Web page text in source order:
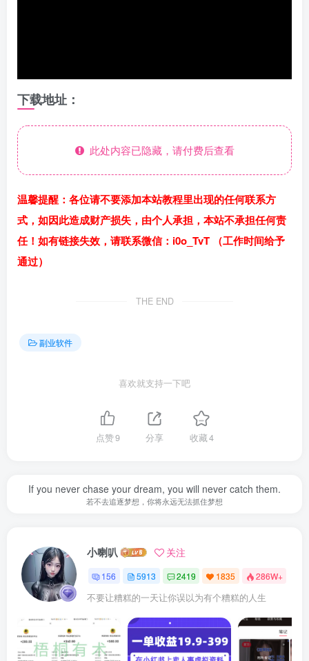
下载地址：
此处内容已隐藏，请付费后查看
温馨提醒：各位请不要添加本站教程里出现的任何联系方
式，如因此造成财产损失，由个人承担，本站不承担任何责
任！如有链接失效，请联系微信：i0o_TvT （工作时间给予
通过）
THE END
副业软件
喜欢就支持一下吧
点赞9 分享 收藏4
If you never chase your dream, you will never catch them.
若不去追逐梦想，你将永远无法抓住梦想
小喇叭 关注
156 5913 2419 1835 286W+
不要让糟糕的一天让你误以为有个糟糕的人生